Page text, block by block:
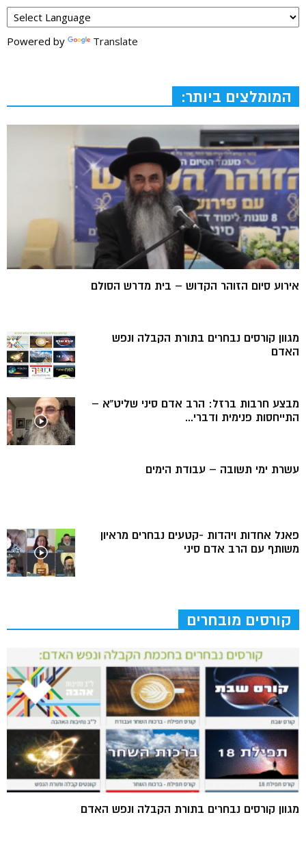
Powered by Translate
המומלצים ביותר:
אירוע סיום הזוהר הקדוש – בית מדרש הסולם
מגוון קורסים נבחרים בתורת הקבלה ונפש
האדם
מבצע חרבות ברזל: הרב אדם סיני שליט”א –
התייחסות פנימית ודברי...
עשרת ימי תשובה – עבודת הימים
פאנל אחדות ויהדות -קטעים נבחרים מראיון
משותף עם הרב אדם סיני
קורסים מובחרים
מגוון קורסים נבחרים בתורת הקבלה ונפש האדם